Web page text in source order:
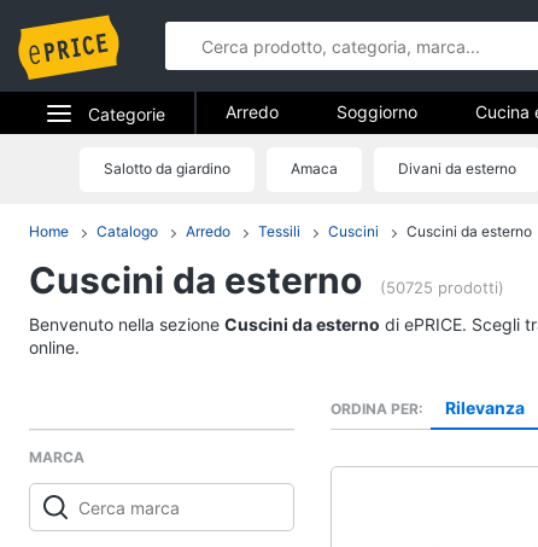
Categorie
Elettrodomestici
Telefonia
Tv e Home Cinema
Videogiochi
Audio e musica
Arredo
Soggiorno
Vedi tutti
Arredo Soggiorno Cucina
Salotto da giardino Amaca Divani da esterno
Home Catalogo Arredo Tessili Cuscini Cuscini da esterno
Cuscini da esterno (50725 prodotti)
Benvenuto nella sezione Cuscini da esterno di ePRICE. Scegli
online.
MARCA
ORDINA PER Rilevanza